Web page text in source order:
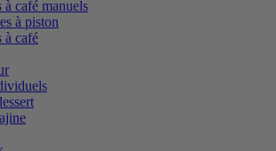
café manuels
à piston
à café